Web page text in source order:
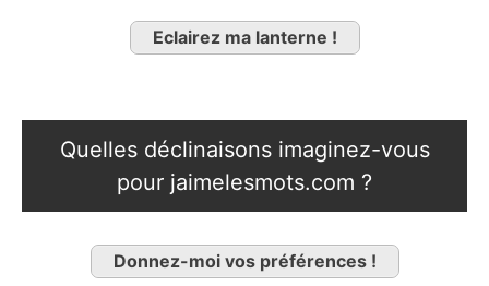
Eclairez ma lanterne !
Quelles déclinaisons imaginez-vous
pour jaimelesmots.com ?
Donnez-moi vos préférences !